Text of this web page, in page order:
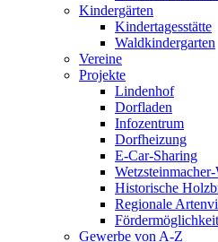
Kindergärten
Kindertagesstätte
Waldkindergarten
Vereine
Projekte
Lindenhof
Dorfladen
Infozentrum
Dorfheizung
E-Car-Sharing
Historische
Regionale
Gewerbe von A-Z